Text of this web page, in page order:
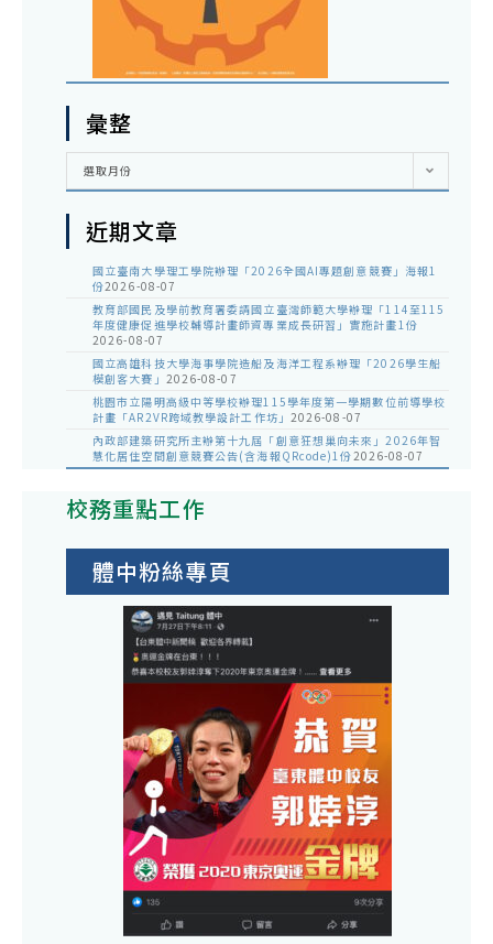
彙整
彙
選取月份
近期文章
國立臺南大學理工學院辦理「2026全國AI專題創意競賽」海報1
份2026-08-07
教育部國民及學前教育署委請國立臺灣師範大學辦理「114至115
年度健康促進學校輔導計畫師資專業成長研習」實施計畫1份
2026-08-07
國立高雄科技大學海事學院造船及海洋工程系辦理「2026學生船
模創客大賽」 2026-08-07
桃園市立陽明高級中等學校辦理115學年度第一學期數位前導學校
計畫「AR2VR跨域教學設計工作坊」 2026-08-07
內政部建築研究所主辦第十九屆「創意狂想巢向未來」2026年智
慧化居住空間創意競賽公告(含海報QRcode)1份2026-08-07
校務重點工作
體中粉絲專頁